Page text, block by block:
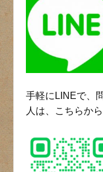
手軽にLINEで、
人は、こちらから